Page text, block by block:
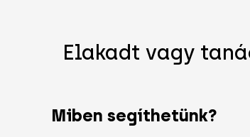
Elakadt vagy
Miben segíthetünk?